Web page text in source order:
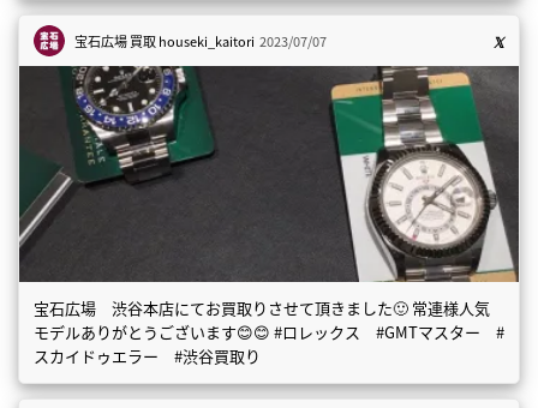
宝石広場 買取houseki_kaitori 2023/07/07
宝石広場 渋谷本店にてお買取りさせて頂きました🙂 常連様人気
モデルありがとうございます😊😊 #ロレックス #GMTマスター #
スカイドゥエラー #渋谷買取り